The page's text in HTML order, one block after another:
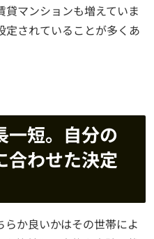
マンションも増えていま
定されていることが多くあ
一短。自分の
合わせた決定
か良いかはその世帯によ